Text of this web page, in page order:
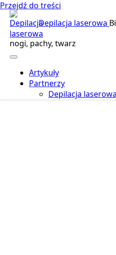
Przejdź do treści
Depilacja laserowa
nogi, pachy, twarz
Artykuły
Partnerzy
Depilacja